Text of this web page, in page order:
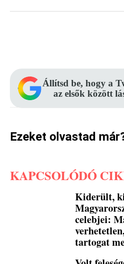
Állítsd be, hogy a
az elsők között
Ezeket olvastad
KAPCSOLÓDÓ
Kiderült,
celebjei:
tartogat